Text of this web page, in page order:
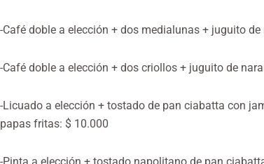
-Café doble a elección + dos medialunas + juguito
-Café doble a elección + dos criollos + juguito de
-Licuado a elección + tostado de pan ciabatta con
papas fritas: $ 10.000